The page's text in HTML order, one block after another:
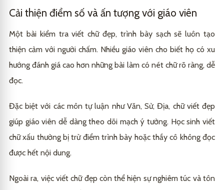
Cải thiện điểm số và ấn tượng với giáo viên
Một bài kiểm tra viết chữ đẹp, trình bày sạch sẽ luôn tạo
thiện cảm với người chấm. Nhiều giáo viên cho biết họ có xu
hướng đánh giá cao hơn những bài làm có nét chữ rõ ràng, dễ
đọc.
Đặc biệt với các môn tự luận như Văn, Sử, Địa, chữ viết đẹp
giúp giáo viên dễ dàng theo dõi mạch ý tưởng. Học sinh viết
chữ xấu thường bị trừ điểm trình bày hoặc thầy cô không đọc
được hết nội dung.
Ngoài ra, việc viết chữ đẹp còn thể hiện sự nghiêm túc và tôn